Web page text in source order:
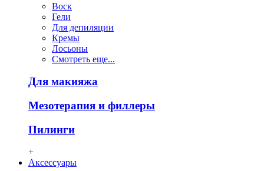
Воск
Гели
Для депиляции
Кремы
Лосьоны
Смотреть еще...
Для макияжа
Мезотерапия и филлеры
Пилинги
+
Аксессуары